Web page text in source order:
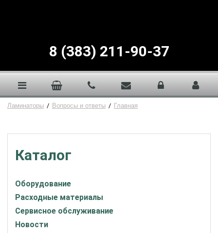
8 (383) 211-90-37
Ламинаторы / Вопросы и ответы / Главная
Каталог
Оборудование
Расходные материалы
Сервисное обслуживание
Новости